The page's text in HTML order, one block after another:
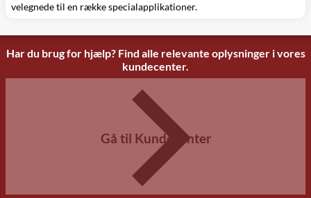
velegnede til en række specialapplikationer.
Har du brug for hjælp? Find alle relevante oplysninger i vores
kundecenter.
Gå til Kundecenter